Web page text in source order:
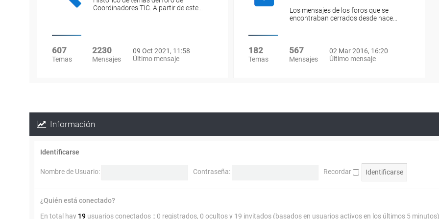
Coordinadores TIC. A partir de este…
607
Temas
2230
Mensajes
09 Oct 2021, 11:58
Último mensaje
Los mensajes de los foros que se
encontraban cerrados desde hace…
182
Temas
567
Mensajes
02 Mar 2016, 16:20
Último mensaje
Información
Identificarse
Nombre de Usuario: Contraseña: Recordar
¿Quién está conectado?
En total hay 19 usuarios conectados :: 0 registrados, 0 ocultos y 19 invitados (basados en usuarios activos en los últimos 5 minutos)